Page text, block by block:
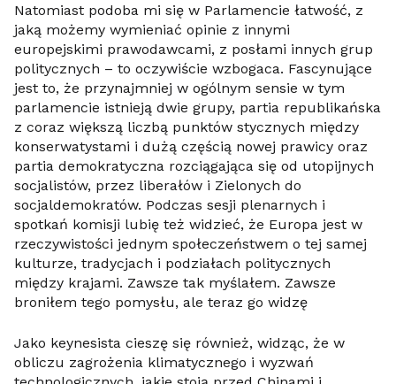
Natomiast podoba mi się w Parlamencie łatwość, z
jaką możemy wymieniać opinie z innymi
europejskimi prawodawcami, z posłami innych grup
politycznych – to oczywiście wzbogaca. Fascynujące
jest to, że przynajmniej w ogólnym sensie w tym
parlamencie istnieją dwie grupy, partia republikańska
z coraz większą liczbą punktów stycznych między
konserwatystami i dużą częścią nowej prawicy oraz
partia demokratyczna rozciągająca się od utopijnych
socjalistów, przez liberałów i Zielonych do
socjaldemokratów. Podczas sesji plenarnych i
spotkań komisji lubię też widzieć, że Europa jest w
rzeczywistości jednym społeczeństwem o tej samej
kulturze, tradycjach i podziałach politycznych
między krajami. Zawsze tak myślałem. Zawsze
broniłem tego pomysłu, ale teraz go widzę
Jako keynesista cieszę się również, widząc, że w
obliczu zagrożenia klimatycznego i wyzwań